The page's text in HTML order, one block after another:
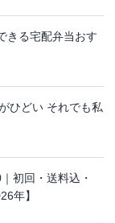
きる宅配弁当おす
ひどい それでも私
初回・送料込・
年】